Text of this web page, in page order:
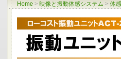
Home > 映像と振動体感システム > 体